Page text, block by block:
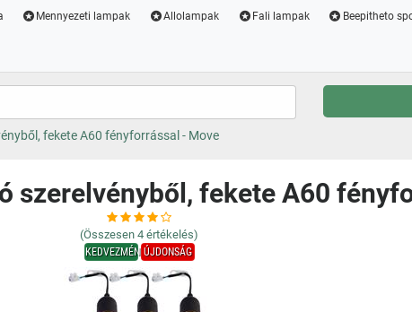
Mennyezeti lampak Allolampak Fali lampak Beepitheto
fekete A60 fényforrással - Move
szerelvényből, fekete A60
(Összesen 4 értékelés)
KEDVEZMÉNYÚJDONSÁG